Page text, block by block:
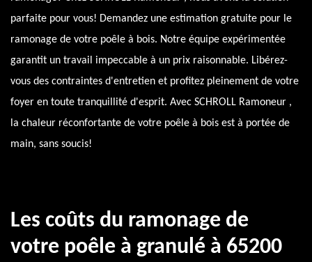
parfaite pour vous! Demandez une estimation gratuite pour le
ramonage de votre poêle à bois. Notre équipe expérimentée
garantit un travail impeccable à un prix raisonnable. Libérez-
vous des contraintes d'entretien et profitez pleinement de votre
foyer en toute tranquillité d'esprit. Avec SCHROLL Ramoneur ,
la chaleur réconfortante de votre poêle à bois est à portée de
main, sans soucis!
Les coûts du ramonage de
votre poêle à granulé à 65200